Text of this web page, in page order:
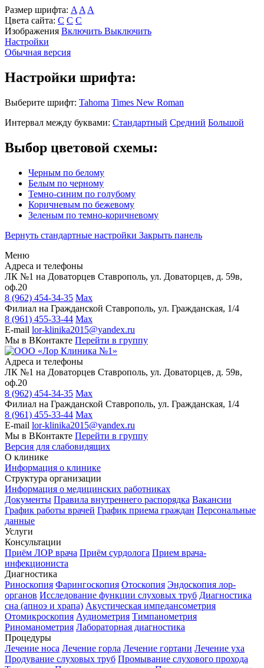
Размер шрифта: A A A
Цвета сайта: С С С
Изображения Включить Выключить
Настройки
Обычная версия
Настройки шрифта:
Выберите шрифт: Tahoma Times New Roman
Интервал между буквами: Стандартный Средний Большой
Выбор цветовой схемы:
Черным по белому
Белым по черному
Темно-синим по голубому
Коричневым по бежевому
Зеленым по темно-коричневому
Вернуть стандартные настройки Закрыть панель
Меню
Адреса и телефоны
ЛК №1 на Доваторцев Ставрополь, ул. Доваторцев, д. 59в,
оф.20
8 (962) 454-34-35 Max
Филиал на Гражданской Ставрополь, ул. Гражданская, 1/4
8 (961) 455-33-44 Max
E-mail lor-klinika2015@yandex.ru
Мы в ВКонтакте Перейти в группу
Адреса и телефоны
ЛК №1 на Доваторцев Ставрополь, ул. Доваторцев, д. 59в,
оф.20
8 (962) 454-34-35 Max
Филиал на Гражданской Ставрополь, ул. Гражданская, 1/4
8 (961) 455-33-44 Max
E-mail lor-klinika2015@yandex.ru
Мы в ВКонтакте Перейти в группу
Версия для слабовидящих
О клинике
Информация о клинике
Структура организации
Информация о медицинских работниках
Документы Правила внутреннего распорядка Вакансии
График работы врачей График приема граждан Персональные
данные
Услуги
Консультации
Приём ЛОР врача Приём сурдолога Прием врача-
инфекциониста
Диагностика
Риноскопия Фарингоскопия Отоскопия Эндоскопия лор-
органов Исследование функции слуховых труб Диагностика
сна (апноэ и храпа) Акустическая импедансометрия
Отомикроскопия Аудиометрия Тимпанометрия
Риноманометрия Лабораторная диагностика
Процедуры
Лечение носа Лечение горла Лечение гортани Лечение уха
Продувание слуховых труб Промывание слухового прохода